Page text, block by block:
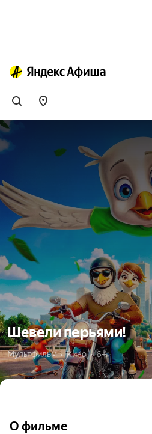
Шевели перьями!
Мультфильм  •  Кино  •  6+
О фильме